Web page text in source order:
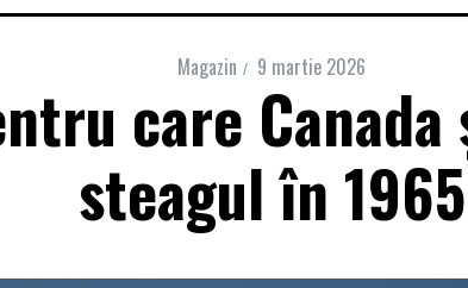
Magazin 9 martie 2026
care
steagul în 1965